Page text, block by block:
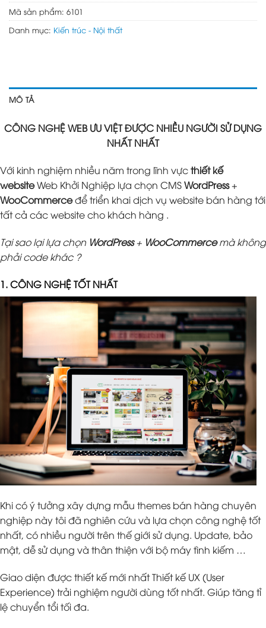
Mã sản phẩm: 6101
Danh mục: Kiến trúc - Nội thất
MÔ TẢ
CÔNG NGHỆ WEB ƯU VIỆT ĐƯỢC NHIỀU NGƯỜI SỬ DỤNG
NHẤT NHẤT
Với kinh nghiệm nhiều năm trong lĩnh vựcthiết kế
websiteWeb Khởi Nghiệp lựa chọn CMSWordPress+
WooCommerceđể triển khai dịch vụ website bán hàng tới
tất cả các website cho khách hàng .
Tại sao lại lựa chọn WordPress+ WooCommercemà không
phải code khác ?
1. CÔNG NGHỆ TỐT NHẤT
Khi có ý tưởng xây dựng mẫu themes bán hàng chuyên
nghiệp này tôi đã nghiên cứu và lựa chọn công nghệ tốt
nhất, có nhiều người trên thế giới sử dụng. Update, bảo
mật, dễ sử dụng và thân thiện với bộ máy tình kiếm …
Giao diện được thiết kế mới nhất Thiết kế UX (User
Experience) trải nghiệm người dùng tốt nhất. Giúp tăng tỉ
lệ chuyển tổi tối đa.